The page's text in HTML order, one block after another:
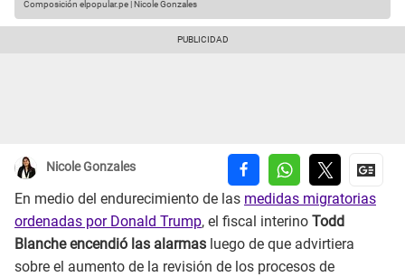
Composición elpopular.pe | Nicole Gonzales
Nicole Gonzales
En medio del endurecimiento de las medidas migratorias
ordenadas por Donald Trump, el fiscal interino Todd
Blanche encendió las alarmas luego de que advirtiera
sobre el aumento de la revisión de los procesos de